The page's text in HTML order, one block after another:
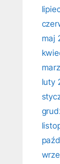
maj
luty